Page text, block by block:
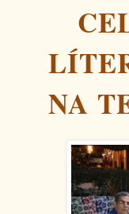
NA